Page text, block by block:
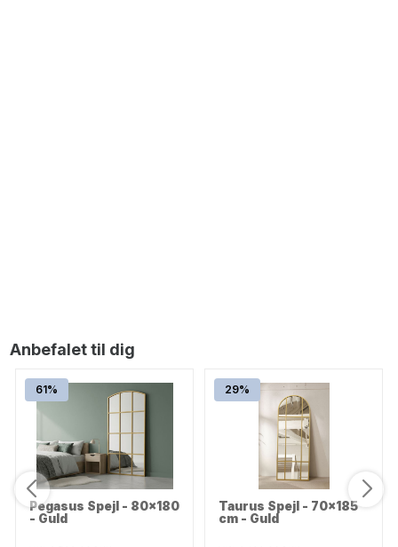
Anbefalet til dig
61%
Pegasus Spejl - 80x180
- Guld
29%
Taurus Spejl - 70x185
cm - Guld